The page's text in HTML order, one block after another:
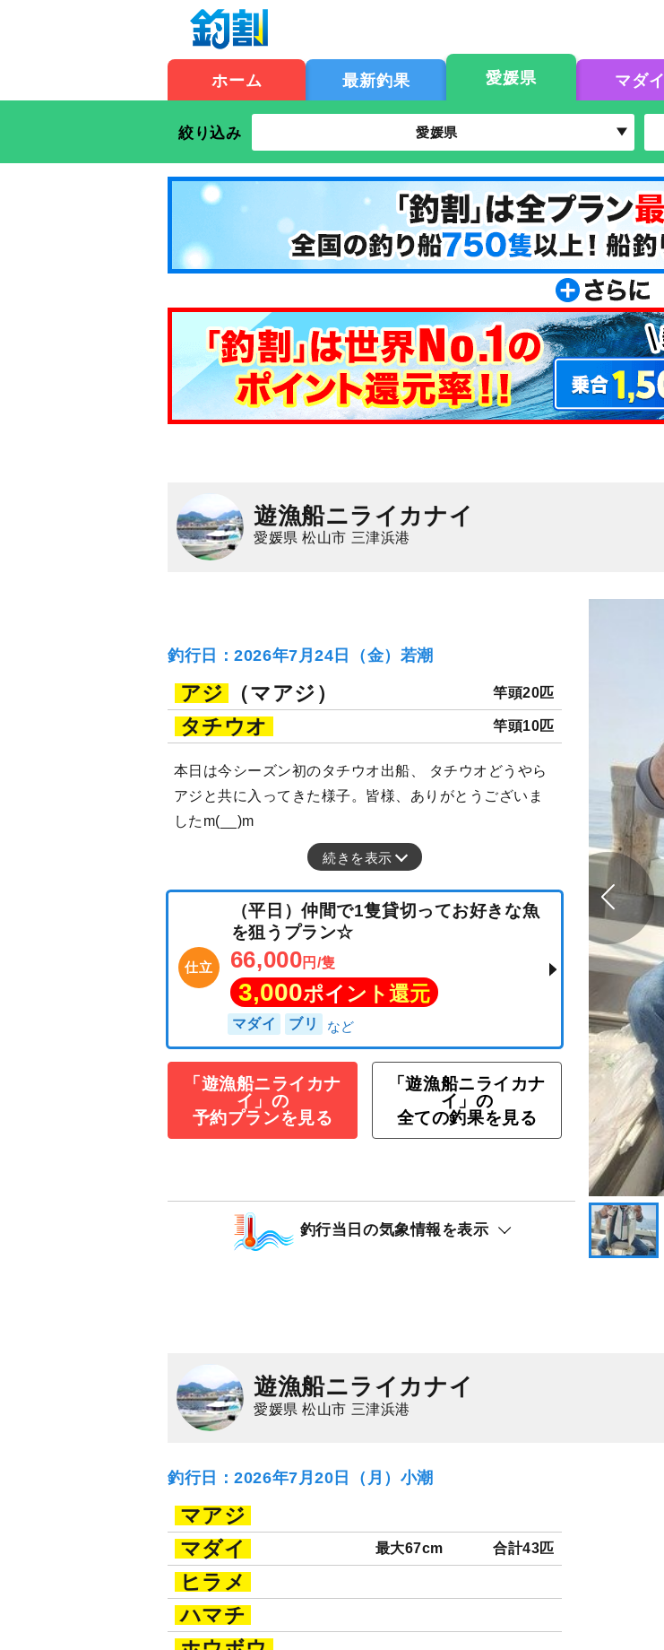
ホーム 最新釣果 愛媛県 マダイ
絞り込み 愛媛県
遊漁船ニライカナイ
愛媛県 松山市 三津浜港
釣行日：2026年7月24日（金）若潮
アジ （マアジ） 竿頭20匹
タチウオ 竿頭10匹
本日は今シーズン初のタチウオ出船、 タチウオどうやら
アジと共に入ってきた様子。皆様、ありがとうございま
したm(__)m
続きを表示
仕立
（平日）仲間で1隻貸切ってお好きな魚
を狙うプラン☆
66,000円/隻
3,000ポイント還元
マダイ ブリ
「遊漁船ニライカナ
イ」の
予約プランを見る
「遊漁船ニライカナ
イ」の
全ての釣果を見る
釣行当日の気象情報を表示
遊漁船ニライカナイ
愛媛県 松山市 三津浜港
釣行日：2026年7月20日（月）小潮
マアジ
マダイ
最大67cm 合計43匹
ヒラメ
ハマチ